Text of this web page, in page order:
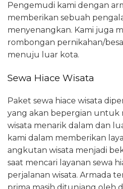
Pengemudi kami dengan
memberikan sebuah
menyenangkan. Kami juga
rombongan pernikahan/
menuju luar kota.
Sewa Hiace Wisata
Paket sewa hiace wisata
yang akan bepergian untuk
wisata menarik dalam dan
kami dalam memberikan
angkutan wisata menjadi
saat mencari layanan sewa
perjalanan wisata. Armada